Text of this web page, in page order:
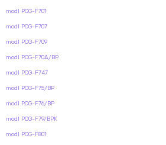
modl PCG-F701
modl PCG-F707
modl PCG-F709
modl PCG-F70A/BP
modl PCG-F747
modl PCG-F75/BP
modl PCG-F76/BP
modl PCG-F79/BPK
modl PCG-F801